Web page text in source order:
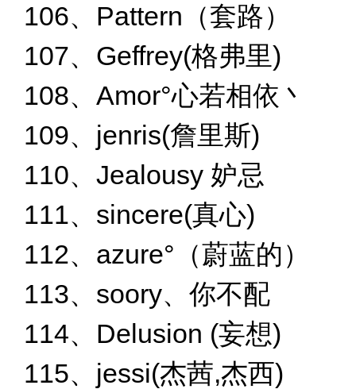
106、Pattern（套路）
107、Geffrey(格弗里)
108、Amor°心若相依丶
109、jenris(詹里斯)
110、Jealousy 妒忌
111、sincere(真心)
112、azure°（蔚蓝的）
113、soory、你不配
114、Delusion (妄想)
115、jessi(杰茜,杰西)